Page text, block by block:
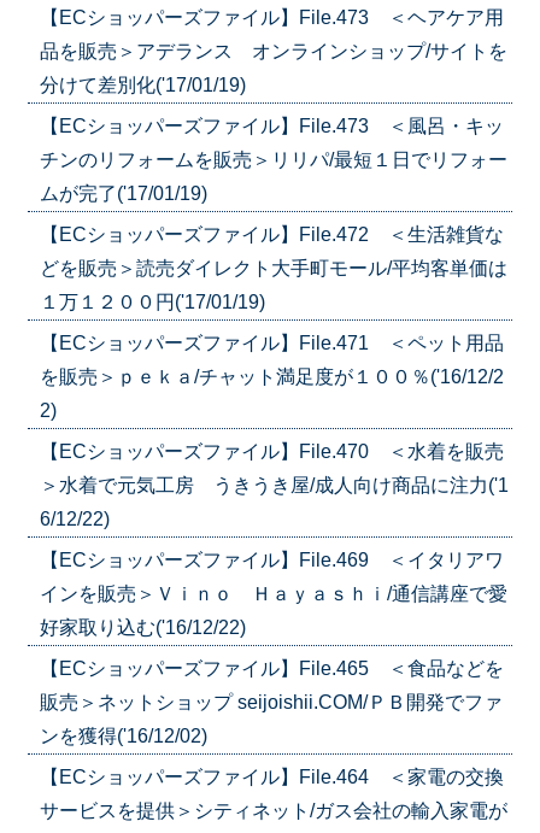
【ECショッパーズファイル】File.473 ＜ヘアケア用
品を販売＞アデランス オンラインショップ/サイトを
分けて差別化('17/01/19)
【ECショッパーズファイル】File.473 ＜風呂・キッ
チンのリフォームを販売＞リリパ/最短１日でリフォー
ムが完了('17/01/19)
【ECショッパーズファイル】File.472 ＜生活雑貨な
どを販売＞読売ダイレクト大手町モール/平均客単価は
１万１２００円('17/01/19)
【ECショッパーズファイル】File.471 ＜ペット用品
を販売＞ｐｅｋａ/チャット満足度が１００％('16/12/2
2)
【ECショッパーズファイル】File.470 ＜水着を販売
＞水着で元気工房 うきうき屋/成人向け商品に注力('1
6/12/22)
【ECショッパーズファイル】File.469 ＜イタリアワ
インを販売＞Ｖｉｎｏ Ｈａｙａｓｈｉ/通信講座で愛
好家取り込む('16/12/22)
【ECショッパーズファイル】File.465 ＜食品などを
販売＞ネットショップ seijoishii.COM/ＰＢ開発でファ
ンを獲得('16/12/02)
【ECショッパーズファイル】File.464 ＜家電の交換
サービスを提供＞シティネット/ガス会社の輸入家電が